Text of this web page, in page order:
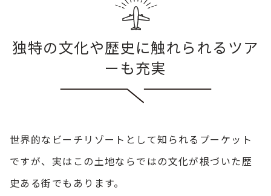
独特の文化や歴史に触れられるツア
ーも充実
世界的なビーチリゾートとして知られるプーケット
ですが、実はこの土地ならではの文化が根づいた歴
史ある街でもあります。